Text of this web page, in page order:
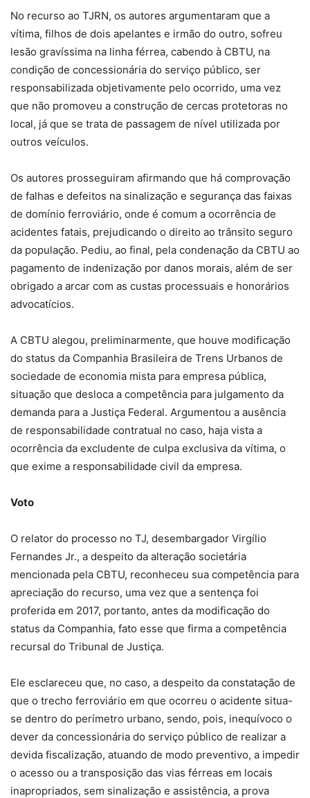
No recurso ao TJRN, os autores argumentaram que a
vítima, filhos de dois apelantes e irmão do outro, sofreu
lesão gravíssima na linha férrea, cabendo à CBTU, na
condição de concessionária do serviço público, ser
responsabilizada objetivamente pelo ocorrido, uma vez
que não promoveu a construção de cercas protetoras no
local, já que se trata de passagem de nível utilizada por
outros veículos.
Os autores prosseguiram afirmando que há comprovação
de falhas e defeitos na sinalização e segurança das faixas
de domínio ferroviário, onde é comum a ocorrência de
acidentes fatais, prejudicando o direito ao trânsito seguro
da população. Pediu, ao final, pela condenação da CBTU ao
pagamento de indenização por danos morais, além de ser
obrigado a arcar com as custas processuais e honorários
advocatícios.
A CBTU alegou, preliminarmente, que houve modificação
do status da Companhia Brasileira de Trens Urbanos de
sociedade de economia mista para empresa pública,
situação que desloca a competência para julgamento da
demanda para a Justiça Federal. Argumentou a ausência
de responsabilidade contratual no caso, haja vista a
ocorrência da excludente de culpa exclusiva da vítima, o
que exime a responsabilidade civil da empresa.
Voto
O relator do processo no TJ, desembargador Virgílio
Fernandes Jr., a despeito da alteração societária
mencionada pela CBTU, reconheceu sua competência para
apreciação do recurso, uma vez que a sentença foi
proferida em 2017, portanto, antes da modificação do
status da Companhia, fato esse que firma a competência
recursal do Tribunal de Justiça.
Ele esclareceu que, no caso, a despeito da constatação de
que o trecho ferroviário em que ocorreu o acidente situa-
se dentro do perímetro urbano, sendo, pois, inequívoco o
dever da concessionária do serviço público de realizar a
devida fiscalização, atuando de modo preventivo, a impedir
o acesso ou a transposição das vias férreas em locais
inapropriados, sem sinalização e assistência, a prova